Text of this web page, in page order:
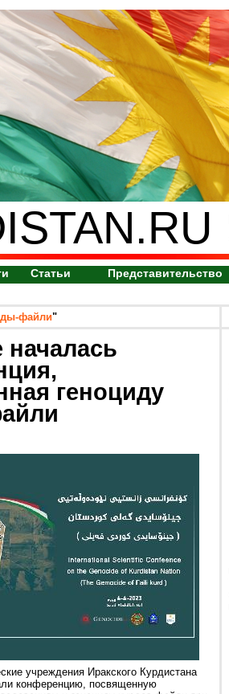
Статьи Представительство
файли"
геноциду
учреждения Иракского Курдистана
конференцию, посвященную